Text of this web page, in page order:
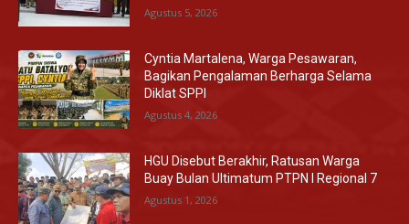
Agustus 5, 2026
Cyntia Martalena, Warga Pesawaran,
Bagikan Pengalaman Berharga Selama
Diklat SPPI
Agustus 4, 2026
HGU Disebut Berakhir, Ratusan Warga
Buay Bulan Ultimatum PTPN I Regional 7
Agustus 1, 2026